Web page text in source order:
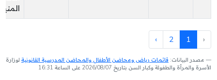
‹
1
2
›
مصدر البيانات: قائمات رياض ومحاضن الأطفال والمحاضن المدرسية القانونية لوزارة
الأسرة والمرأة والطفولة وكبار السن بتاريخ 2026/08/07 على الساعة 16:31